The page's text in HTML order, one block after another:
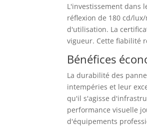
L'investissement dans
réflexion de 180 cd/
d'utilisation. La
vigueur. Cette fiabilité
Bénéfices
La durabilité des
intempéries et leur
qu'il s'agisse
performance visuelle
d'équipements